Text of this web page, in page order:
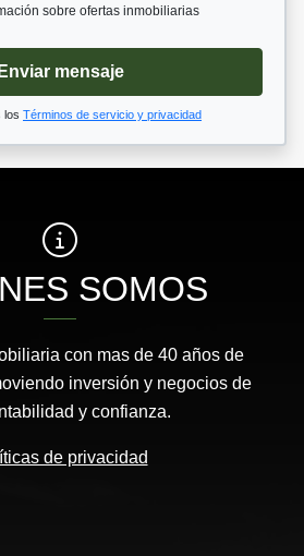
sobre ofertas inmobiliarias
Enviar mensaje
los Términos de servicio y privacidad
SOMOS
con mas de 40 años de
inversión y negocios de
y confianza.
de privacidad